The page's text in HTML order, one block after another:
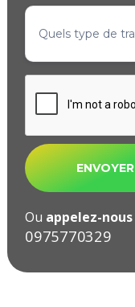
Ou appelez-nous
09ㅤ75ㅤ77ㅤ03ㅤ29ㅤ